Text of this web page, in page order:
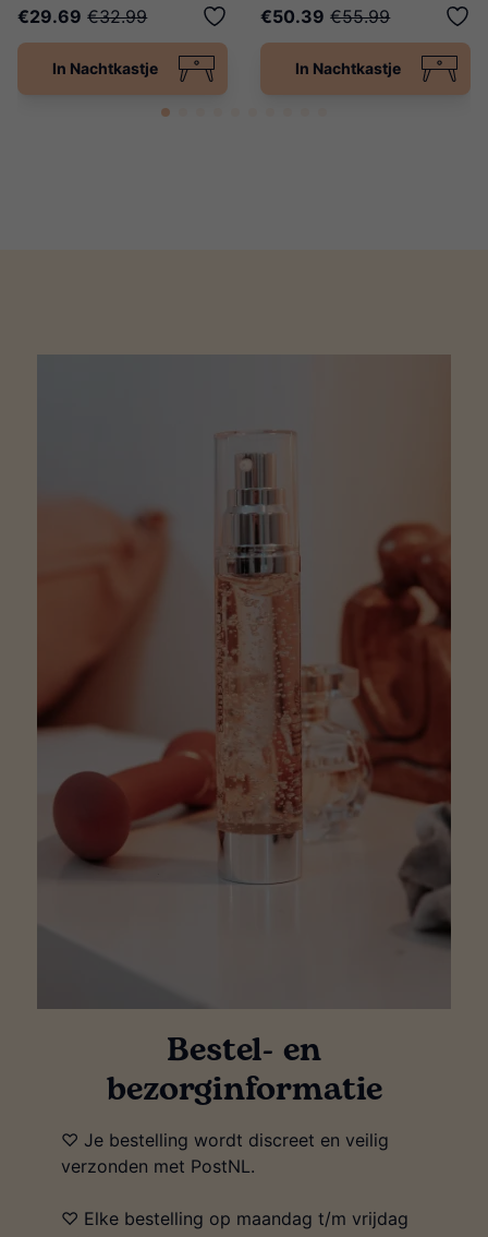
€29.69 €32.99
In Nachtkastje
€50.39 €55.99
In Nachtkastje
Bestel- en
bezorginformatie
♡ Je bestelling wordt discreet en veilig
verzonden met PostNL.
♡ Elke bestelling op maandag t/m vrijdag